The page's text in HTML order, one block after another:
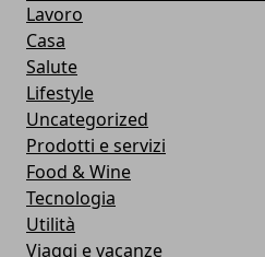
Lavoro
Casa
Salute
Lifestyle
Uncategorized
Prodotti e servizi
Food & Wine
Tecnologia
Utilità
Viaggi e vacanze